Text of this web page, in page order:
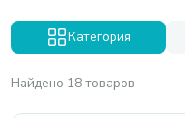
Категория
Найдено 18 товаров